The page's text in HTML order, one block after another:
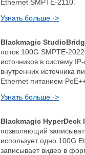
Ethernet SMPTE-2110.
Узнать больше ->
Blackmagic
поток 100G SMPTE-
источников в систему
внутренних источника
Ethernet питанием
Узнать больше ->
Blackmagic HyperDeck
позволяющий
использует одно 100G
записывает видео в